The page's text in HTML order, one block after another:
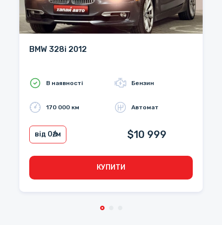
BMW 328i 2012
В наявності Бензин
170 000 км Автомат
від 0₴/м $10 999
КУПИТИ